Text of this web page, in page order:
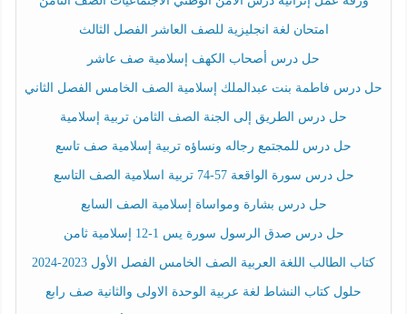
امتحان لغة انجليزية للصف العاشر الفصل الثالث
حل درس أصحاب الكهف إسلامية صف عاشر
حل درس فاطمة بنت عبدالملك إسلامية الصف الخامس الفصل الثاني
حل درس الطريق إلى الجنة الصف الثامن تربية إسلامية
حل درس للمجتمع رجاله ونساؤه تربية إسلامية صف تاسع
حل درس سورة الواقعة 57-74 تربية اسلامية الصف التاسع
حل درس بشارة ومواساة إسلامية الصف السابع
حل درس صدق الرسول سورة يس 1-12 إسلامية ثامن
كتاب الطالب اللغة العربية الصف الخامس الفصل الأول 2023-2024
حلول كتاب النشاط لغة عربية الوحدة الاولى والثانية صف رابع